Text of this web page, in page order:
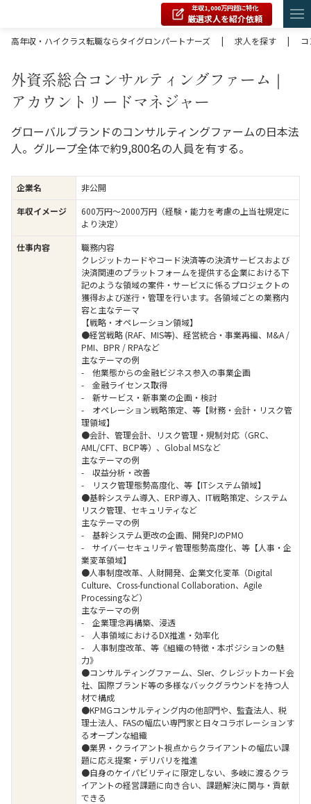
年収1,000万円超に特化
厳選求人を紹介依頼
高年収・ハイクラス転職ならタイグロンパートナーズ
| 求人を探す |
外資系総合コンサルティングファーム｜
アカウントリードマネジャー
グローバルブランドのコンサルティングファームの日本法
人。グループ全体で約9,800名の人員を有する。
企業名
非公開
年収イメージ
600万円〜2000万円（経験・能力を考慮の上当社規定に
より決定）
仕事内容
職務内容
クレジットカードやコード決済等の決済サービスおよび
決済関連のプラットフォームを提供する企業における下
記のような領域の案件・サービスに係るプロジェクトの
獲得および遂行・管理を行います。各領域ごとの業務内
容と主なテーマ
【戦略・オペレーション領域】
●経営戦略 (RAF、MIS等)、経営統合・事業再編、M&A /
PMI、BPR / RPAなど
主なテーマの例
- 他業態からの金融ビジネス参入の事業企画
- 金融ライセンス取得
- 新サービス・新事業の企画・検討
- オペレーション戦略策定、等【財務・会計・リスク管
理領域】
●会計、管理会計、リスク管理・規制対応（GRC、
AML/CFT、BCP等）、Global MSなど
主なテーマの例
- 収益分析・改善
- リスク管理態勢高度化、等【ITシステム領域】
●基幹システム導入、ERP導入、IT戦略策定、システム
リスク管理、セキュリティなど
主なテーマの例
- 基幹システム更改の企画、開発PJのPMO
- サイバーセキュリティ管理態勢高度化、等【人事・企
業変革領域】
●人事制度改革、人財開発、企業文化変革（Digital
Culture、Cross-functional Collaboration、Agile
Processingなど）
主なテーマの例
- 企業理念再構築、浸透
- 人事領域におけるDX推進・効率化
- 人事制度改革、等《組織の特徴・本ポジションの魅
力》
●コンサルティングファーム、SIer、クレジットカード会
社、国際ブランド等の多様なバックグラウンドを持つ人
材で構成
●KPMGコンサルティング内の他部門や、監査法人、税
理士法人、FASの幅広い専門家と日々コラボレーションす
るオープンな組織
●業界・クライアント視点からクライアントの幅広い課
題に応え提案・デリバリを推進
●自身のケイパビリティに限定しない、多岐に渡るクラ
イアントの経営課題に向き合い、課題解決に関与・貢献
できる